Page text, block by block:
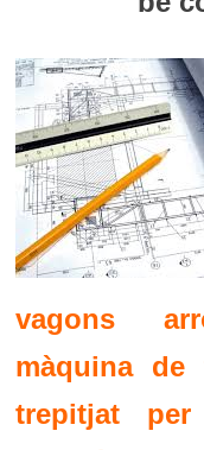
vagons
màquina de
trepitjat